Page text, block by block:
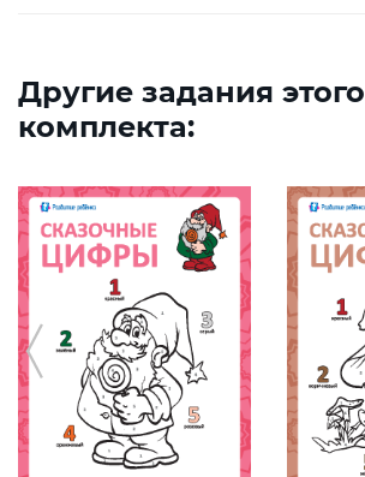
Другие задания этого
комплекта: